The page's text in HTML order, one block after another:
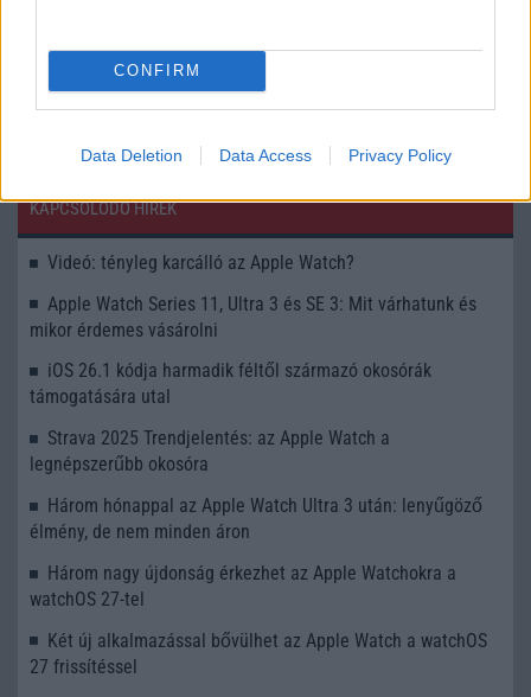
CONFIRM
Data Deletion Data Access Privacy Policy
miközben a Pixel telefonokból továbbra is hiányzik.
KAPCSOLÓDÓ HÍREK
Videó: tényleg karcálló az Apple Watch?
Apple Watch Series 11, Ultra 3 és SE 3: Mit várhatunk és
mikor érdemes vásárolni
iOS 26.1 kódja harmadik féltől származó okosórák
támogatására utal
Strava 2025 Trendjelentés: az Apple Watch a
legnépszerűbb okosóra
Három hónappal az Apple Watch Ultra 3 után: lenyűgöző
élmény, de nem minden áron
Három nagy újdonság érkezhet az Apple Watchokra a
watchOS 27-tel
Két új alkalmazással bővülhet az Apple Watch a watchOS
27 frissítéssel